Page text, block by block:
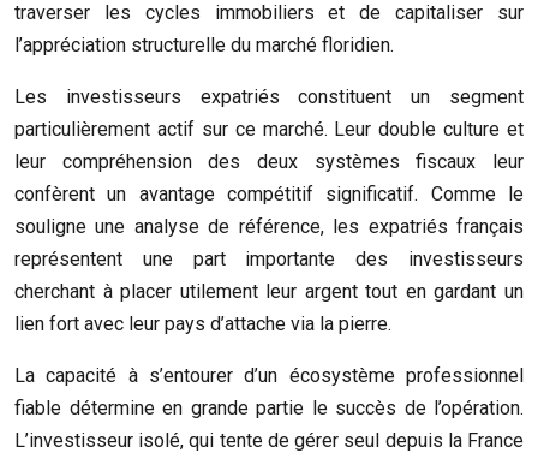
traverser les cycles immobiliers et de capitaliser sur
l’appréciation structurelle du marché floridien.
Les investisseurs expatriés constituent un segment
particulièrement actif sur ce marché. Leur double culture et
leur compréhension des deux systèmes fiscaux leur
confèrent un avantage compétitif significatif. Comme le
souligne une analyse de référence, les expatriés français
représentent une part importante des investisseurs
cherchant à placer utilement leur argent tout en gardant un
lien fort avec leur pays d’attache via la pierre.
La capacité à s’entourer d’un écosystème professionnel
fiable détermine en grande partie le succès de l’opération.
L’investisseur isolé, qui tente de gérer seul depuis la France